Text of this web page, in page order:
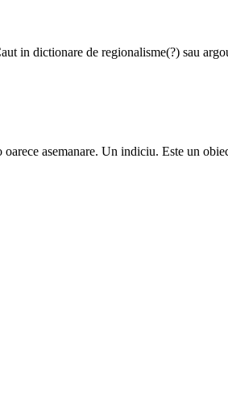
in dictionare de regionalisme(?) sau
asemanare. Un indiciu. Este un